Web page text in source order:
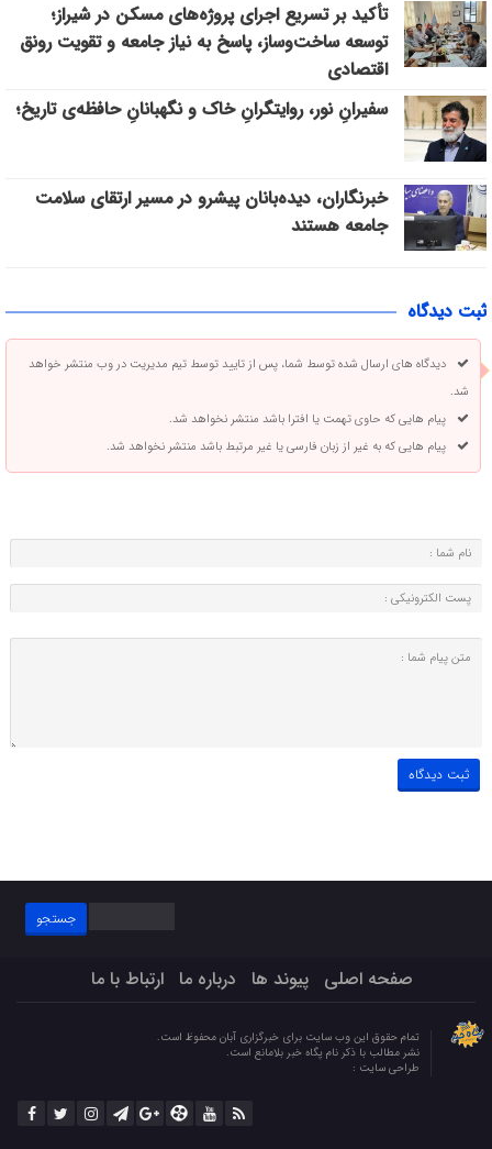
تأکید بر تسریع اجرای پروژه‌های مسکن در شیراز؛
توسعه ساخت‌وساز، پاسخ به نیاز جامعه و تقویت رونق
اقتصادی
سفیرانِ نور، روایتگرانِ خاک و نگهبانانِ حافظه‌ی تاریخ؛
خبرنگاران، دیده‌بانان پیشرو در مسیر ارتقای سلامت
جامعه هستند
ثبت دیدگاه
دیدگاه های ارسال شده توسط شما، پس از تایید توسط تیم مدیریت در وب منتشر خواهد
شد.
پیام هایی که حاوی تهمت یا افترا باشد منتشر نخواهد شد.
پیام هایی که به غیر از زبان فارسی یا غیر مرتبط باشد منتشر نخواهد شد.
جستجو
برای:
صفحه اصلی پیوند ها درباره ما ارتباط با ما
تمام حقوق این وب سایت برای خبرگزاری آبان محفوظ است.
نشر مطالب با ذکر نام پگاه خبر بلامانع است.
طراحی سایت :